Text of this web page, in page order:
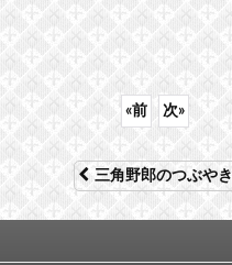
«前 次»
三角野郎のつぶやき